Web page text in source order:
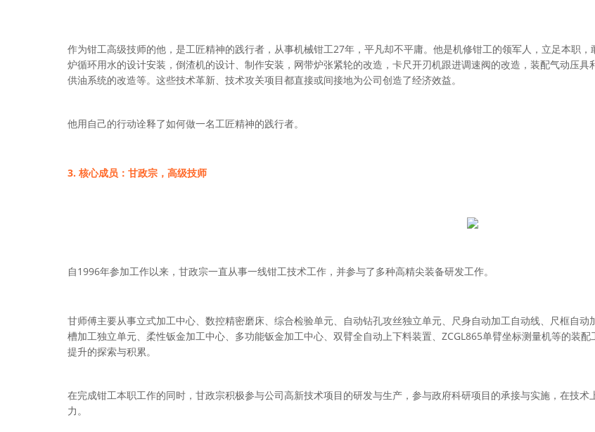
作为钳工高级技师的他，是工匠精神的践行者，从事机械钳工27年，平凡却不平庸。他是机修钳工的领军人，立足本职
炉循环用水的设计安装，倒渣机的设计、制作安装，网带炉张紧轮的改造，卡尺开刃机跟进调速阀的改造，装配气动压具
供油系统的改造等。这些技术革新、技术攻关项目都直接或间接地为公司创造了经济效益。
他用自己的行动诠释了如何做一名工匠精神的践行者。
3. 核心成员：甘政宗，高级技师
自 1996年参加工作以来，甘政宗一直从事一线钳工技术工作，并参与了多种高精尖装备研发工作。
甘师傅主要从事立式加工中心、数控精密磨床、综合检验单元、自动钻孔攻丝独立单元、尺身自动加工自动线、尺框自
槽加工独立单元、柔性钣金加工中心、多功能钣金加工中心、双臂全自动上下料装置、 ZCGL865单臂坐标测量机等的装配
提升的探索与积累。
在完成钳工本职工作的同时，甘政宗积极参与公司高新技术项目的研发与生产，参与政府科研项目的承接与实施，在技
力。